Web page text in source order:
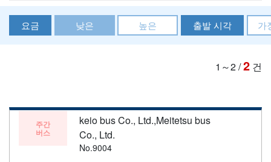
요금 낮은 높은 출발 시각 가
1～2/2 건
주간
버스
keio bus Co., Ltd.,Meitetsu bus
Co., Ltd.
No.9004